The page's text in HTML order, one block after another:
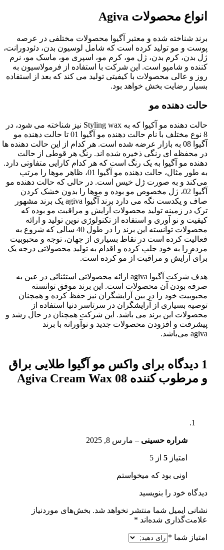
انواع محصولات Agiva
برند شناخته شده و معتبر آگیوا محصولات مختلفی در عرصه
پوست و مو تولید کرده است که شامل لوسیون بدن، دئودورانت،
ژل بدن، کرم بدن، ژل مو، کرم مو، اسپری مو، ماسک مو، نرم
کننده و شامپو است. این شرکت با استفاده از فرمولاسیون به
روز و عالی محصولات با کیفیتی تولید می کند که بعد از استفاده
بسیار رضایت بخش خواهد بود.
حالت دهنده مو
حالت دهنده مو آکیوا که به Styling wax نیز شناخته می شود، در
8 نوع مختلف با نام حالت دهنده مو آگیوا 01 تا حالت دهنده مو
آگیوا 08 به بازار عرضه شده است. هر کدام از این حالت دهنده ها
در محفظه ای رنگی ذخیره شده اند. رنگ هر قوطی از حالت
دهنده مو آگیوا به یک رنگ است که هر کدام کارایی متفاوتی دارد.
به طور مثال، حالت دهنده مو آگیوا 01، ظاهر موها را مرتب
می‌کند و به صورت ژل خیس است. در حالی که حالت دهنده مو
آگیوا 02، ژل مخصوص مو بوده و موها را بدون خشک کردن
صاف و یکدست نگه می دارد برند آگیوا agiva یک برند مشهور
ترک در زمینه تولید محصولات آرایش و مراقبت مو بوده که
کیفیت و نو آوری و استفاده از تکنولوژی نوین تولید و ارائه
محصولات توانسته این برند را در طول 40 سالی که شروع به
فعالیت کرده است در نقاط بسیاری از جهان، توجه و محبوبیت
مردم را به خود جلب کرده و اقدام به تولید محصولاتی درجه یک
برای آرایش و مراقبت از مو کرده است.
هدف شرکت آگیوا agiva ارائه محصولاتی استثنائی در عین به
صرفه بودن آن محصولات است. این برند موفق توانسته
محبوبیت خود را در بین آرایشگران نیز حفظ کرده و همچنان
توصیه بسیاری از آرایشگران در سرتاسر دنیا استفاده از
محصولات این برند می باشد. این شرکت همچنان در حال رشد و
پیشرفت و افزودن محصولات جدید و نوآورانه با برند
agiva می‌باشد.
1 دیدگاه برای
واکس مو آگیوا طلایی براق
و مرطوب کننده Agiva Cream Wax 08
شراره حسینی – مارس 8, 2025
امتیاز 5 از 5
اونی بود که میخواستم
دیدگاه خود را بنویسید
نشانی ایمیل شما منتشر نخواهد شد. بخش‌های موردنیاز
علامت‌گذاری شده‌اند *
امتیاز شما *